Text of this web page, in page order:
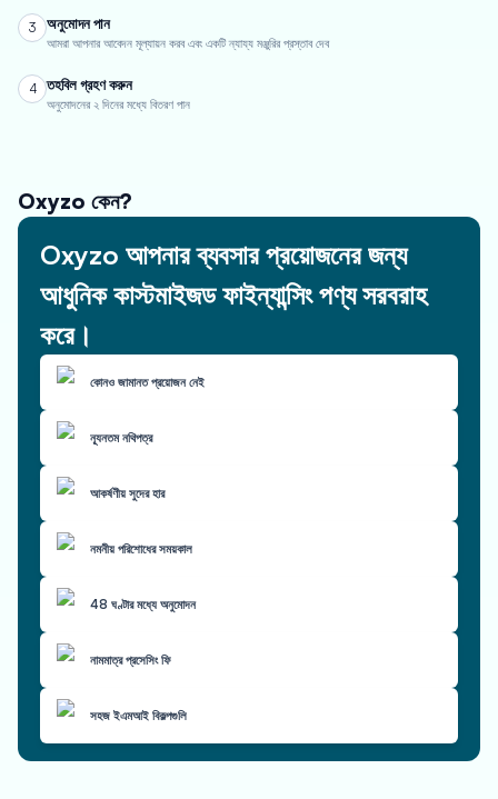
3 অনুমোদন পান
আমরা আপনার আবেদন মূল্যায়ন করব এবং একটি ন্যায্য মঞ্জুরির প্রস্তাব দেব
4 তহবিল গ্রহণ করুন
অনুমোদনের ২ দিনের মধ্যে বিতরণ পান
Oxyzo কেন?
Oxyzo আপনার ব্যবসার প্রয়োজনের জন্য
আধুনিক কাস্টমাইজড ফাইন্যান্সিং পণ্য সরবরাহ
করে।
কোনও জামানত প্রয়োজন নেই
ন্যূনতম নথিপত্র
আকর্ষণীয় সুদের হার
নমনীয় পরিশোধের সময়কাল
48 ঘণ্টার মধ্যে অনুমোদন
নামমাত্র প্রসেসিং ফি
সহজ ইএমআই বিকল্পগুলি